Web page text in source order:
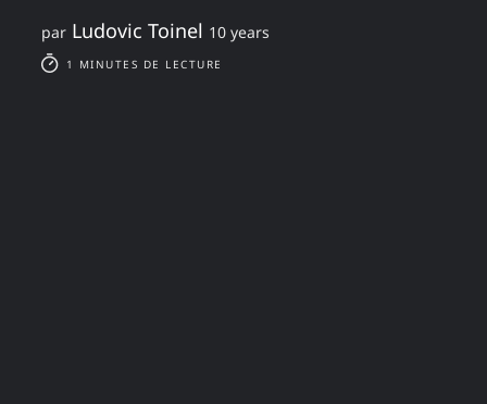
par Ludovic Toinel 10 years
1 MINUTES DE LECTURE